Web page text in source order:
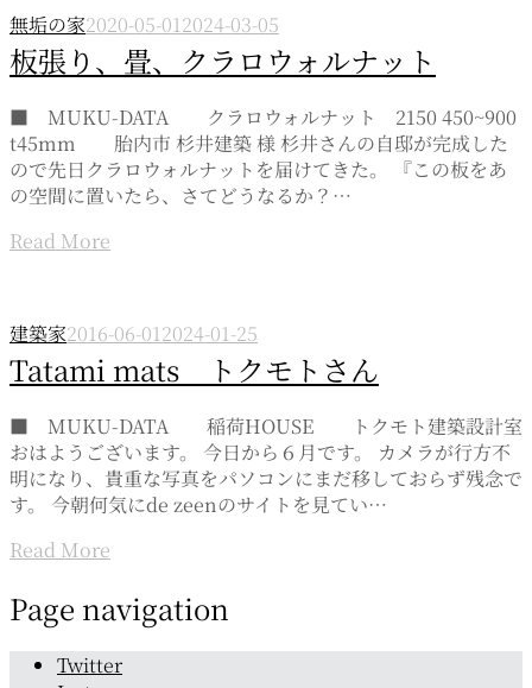
無垢の家2020-05-012024-03-05
板張り、畳、クラロウォルナット
■ MUKU-DATA クラロウォルナット 2150 450~900
t45mm 胎内市 杉井建築 様 杉井さんの自邸が完成した
ので先日クラロウォルナットを届けてきた。 『この板をあ
の空間に置いたら、さてどうなるか？…
Read More
建築家2016-06-012024-01-25
Tatami mats トクモトさん
■ MUKU-DATA 稲荷HOUSE トクモト建築設計室
おはようございます。 今日から６月です。 カメラが行方不
明になり、貴重な写真をパソコンにまだ移しておらず残念で
す。 今朝何気にde zeenのサイトを見てい…
Read More
Page navigation
Twitter